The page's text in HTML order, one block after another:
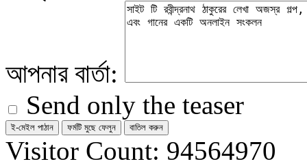
আপনার বার্তা:
Send only the teaser
Visitor Count: 94564970